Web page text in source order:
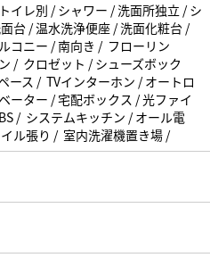
イレ別 / シャワー / 洗面所独立 / シ
台 / 温水洗浄便座 / 洗面化粧台 /
コニー / 南向き / フローリン
/ クロゼット / シューズボック
ース / TVインターホン / オートロ
ーター / 宅配ボックス / 光ファイ
/ システムキッチン / オール電
ル張り / 室内洗濯機置き場 /